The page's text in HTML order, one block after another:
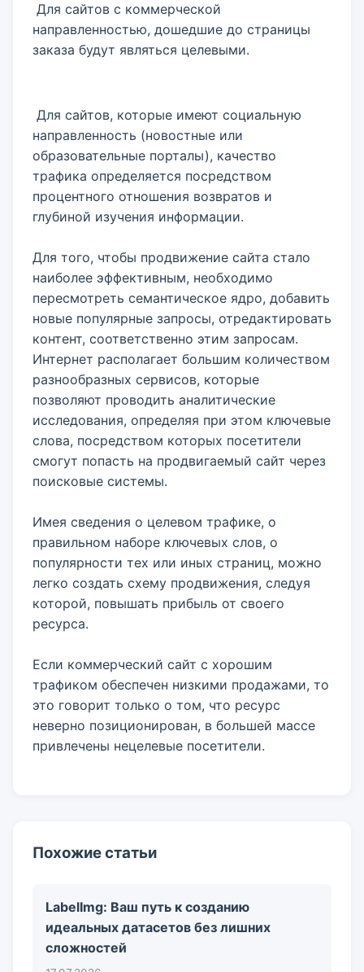
Для сайтов с коммерческой
направленностью, дошедшие до страницы
заказа будут являться целевыми.
Для сайтов, которые имеют социальную
направленность (новостные или
образовательные порталы), качество
трафика определяется посредством
процентного отношения возвратов и
глубиной изучения информации.
Для того, чтобы продвижение сайта стало
наиболее эффективным, необходимо
пересмотреть семантическое ядро, добавить
новые популярные запросы, отредактировать
контент, соответственно этим запросам.
Интернет располагает большим количеством
разнообразных сервисов, которые
позволяют проводить аналитические
исследования, определяя при этом ключевые
слова, посредством которых посетители
смогут попасть на продвигаемый сайт через
поисковые системы.
Имея сведения о целевом трафике, о
правильном наборе ключевых слов, о
популярности тех или иных страниц, можно
легко создать схему продвижения, следуя
которой, повышать прибыль от своего
ресурса.
Если коммерческий сайт с хорошим
трафиком обеспечен низкими продажами, то
это говорит только о том, что ресурс
неверно позиционирован, в большей массе
привлечены нецелевые посетители.
Похожие статьи
LabelImg: Ваш путь к созданию
идеальных датасетов без лишних
сложностей